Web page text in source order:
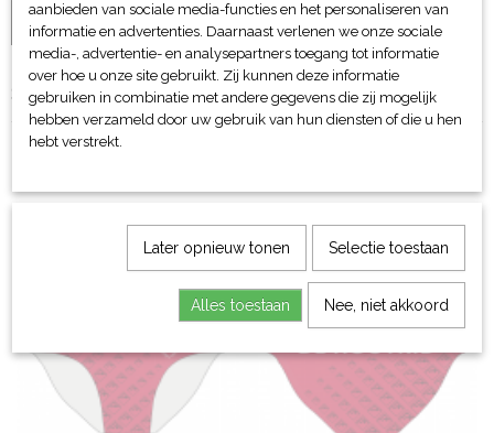
IN WINKELWAGEN
Specificaties
Bruto gewicht
Ook interessant
aanbieden van sociale media-functies en het personaliseren van
informatie en advertenties. Daarnaast verlenen we onze sociale
media-, advertentie- en analysepartners toegang tot informatie
over hoe u onze site gebruikt. Zij kunnen deze informatie
gebruiken in combinatie met andere gegevens die zij mogelijk
hebben verzameld door uw gebruik van hun diensten of die u hen
hebt verstrekt.
Later opnieuw tonen Selectie toestaan
Alles toestaan Nee, niet akkoord